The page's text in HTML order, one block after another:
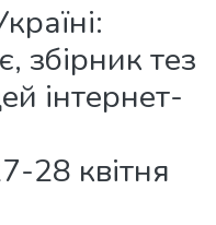
збірник тез
інтернет-
28 квітня